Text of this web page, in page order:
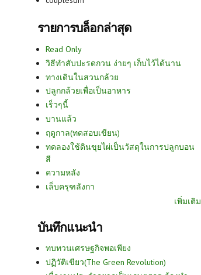
รายการบล็อกล่าสุด
Read Only
วิธีทำสับปะรดกวน ง่ายๆ เก็บไว้ได้นาน
ทางเดินในสวนกล้วย
ปลูกกล้วยเพื่อเป็นอาหาร
เร็วๆนี้
บานแล้ว
ฤดูกาล(ทดสอบเขียน)
ทดลองใช้ดินขุยไผ่เป็นวัสดุในการปลูกบอน
สี
ความหลัง
เล็บครุฑลังกา
เพิ่มเติม
บันทึกแนะนำ
ทบทวนเศรษฐกิจพอเพียง
ปฏิวัติเขียว(The Green Revolution)